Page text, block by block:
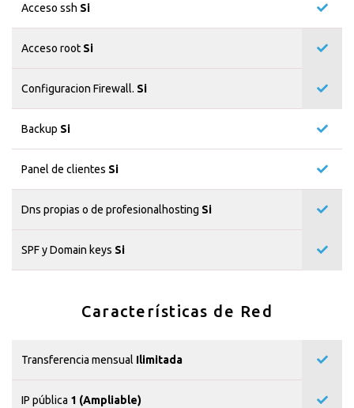
Acceso ssh Si
Acceso root Si
Configuracion Firewall. Si
Backup Si
Panel de clientes Si
Dns propias o de profesionalhosting Si
SPF y Domain keys Si
Características de Red
Transferencia mensual Ilimitada
IP pública 1 (Ampliable)